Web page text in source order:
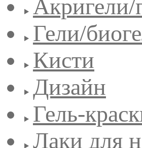
Акригели/
Гели/
Кисти
Дизайн
Гель-
Лаки для